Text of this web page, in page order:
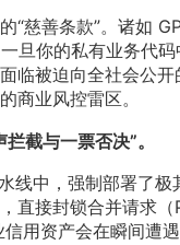
“慈善条款”。诸如
旦你的私有业务代
临被迫向全社会公
商业风控雷区。
截与一票否决”。
线中，强制部署了
直接封锁合并请求
用资产会在瞬间遭遇